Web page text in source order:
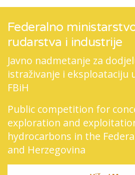
Federalno
rudarstva i industrije
Javno nadmetanje za
istraživanje i eksploataciju
FBiH
Public competition for
exploration and
hydrocarbons in the
and Herzegovina